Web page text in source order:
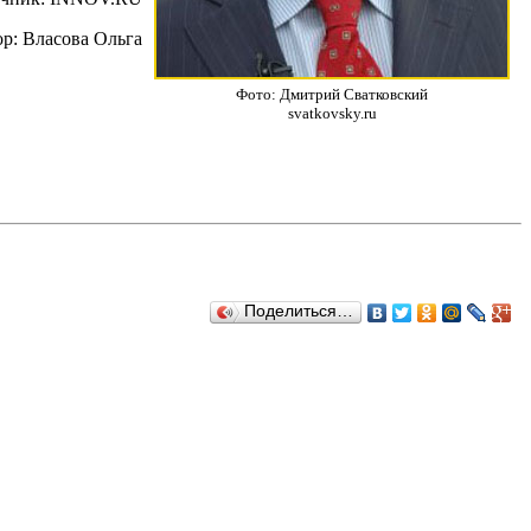
Фото: Дмитрий Сватковский
svatkovsky.ru
Власова Ольга
Поделиться…